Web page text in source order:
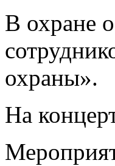
В охране
охраны».
На